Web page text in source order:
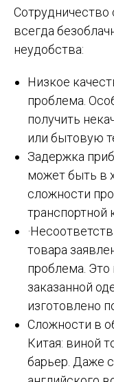
Сотрудничество
всегда
неудобства:
Низкое
проблема.
получить
или бытовую
Задержка
может быть в
сложности
транспортной
товара
проблема.
заказанной
изготовлено
Сложности в
Китая: виной
барьер. Даже